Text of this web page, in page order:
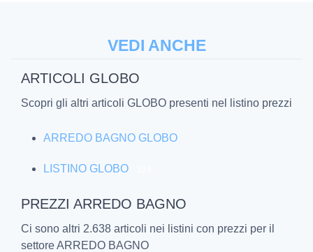
VEDI ANCHE
ARTICOLI GLOBO
Scopri gli altri articoli GLOBO presenti nel listino prezzi
ARREDO BAGNO GLOBO
LISTINO GLOBO
PREZZI ARREDO BAGNO
Ci sono altri 2.638 articoli nei listini con prezzi per il
settore ARREDO BAGNO